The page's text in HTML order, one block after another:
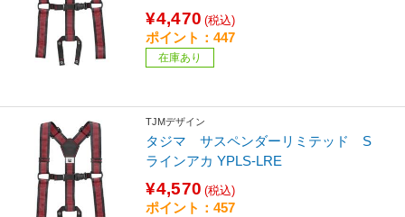
¥4,470 (税込)
ポイント：447
在庫あり
TJMデザイン
タジマ サスペンダーリミテッド S
ラインアカ YPLS-LRE
¥4,570 (税込)
ポイント：457